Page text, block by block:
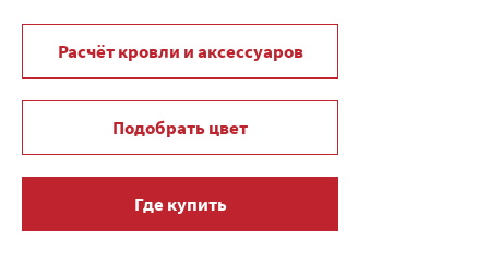
Расчёт кровли и аксессуаров
Подобрать цвет
Где купить